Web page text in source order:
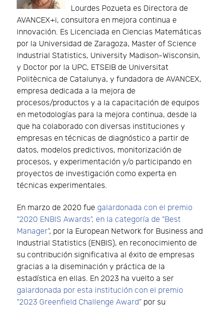
Lourdes Pozueta es Directora de
AVANCEX+i, consultora en mejora continua e
innovación. Es Licenciada en Ciencias Matemáticas
por la Universidad de Zaragoza, Master of Science
Industrial Statistics, University Madison-Wisconsin,
y Doctor por la UPC, ETSEIB de Universitat
Politècnica de Catalunya, y fundadora de AVANCEX,
empresa dedicada a la mejora de
procesos/productos y a la capacitación de equipos
en metodologías para la mejora continua, desde la
que ha colaborado con diversas instituciones y
empresas en técnicas de diagnóstico a partir de
datos, modelos predictivos, monitorización de
procesos, y experimentación y/o participando en
proyectos de investigación como experta en
técnicas experimentales.
En marzo de 2020 fue galardonada con el premio
"2020 ENBIS Awards", en la categoría de "Best
Manager", por la European Network for Business and
Industrial Statistics (ENBIS), en reconocimiento de
su contribución significativa al éxito de empresas
gracias a la diseminación y práctica de la
estadística en ellas. En 2023 ha vuelto a ser
galardonada por esta institución con el premio
"2023 Greenfield Challenge Award" por su